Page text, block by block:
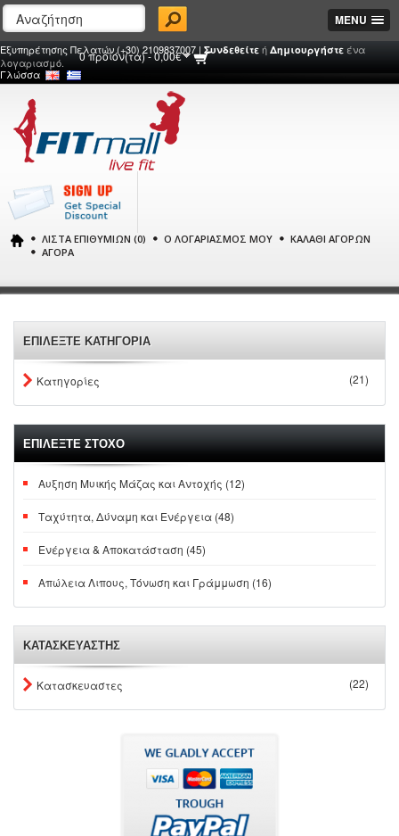
MENU
Γλώσσα
0 προϊόν(τα) - 0,00€
Εξυπηρέτησης Πελατών (+30) 2109837007 | Συνδεθείτε ή Δημιουργήστε ένα
λογαριασμό.
ΛΊΣΤΑ ΕΠΙΘΥΜΙΏΝ (0) Ο ΛΟΓΑΡΙΑΣΜΌΣ ΜΟΥ
ΚΑΛΆΘΙ ΑΓΟΡΏΝ
ΑΓΟΡΆ
ΕΠΙΛΕΞΤΕ ΚΑΤΗΓΟΡΙΑ
Κατηγορίες (21)
ΕΠΙΛΕΞΤΕ ΣΤΟΧΟ
Αυξηση Μυικής Μάζας και Αντοχής (12)
Ταχύτητα, Δύναμη και Ενέργεια (48)
Ενέργεια & Αποκατάσταση (45)
Απώλεια Λιπους, Τόνωση και Γράμμωση (16)
ΚΑΤΑΣΚΕΥΑΣΤΗΣ
Κατασκευαστες (22)